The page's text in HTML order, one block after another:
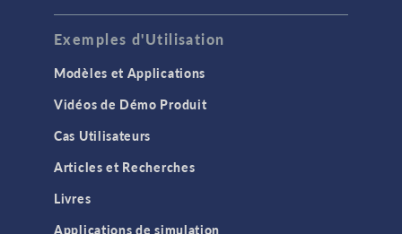
Exemples d'Utilisation
Modèles et Applications
Vidéos de Démo Produit
Cas Utilisateurs
Articles et Recherches
Livres
Applications de simulation